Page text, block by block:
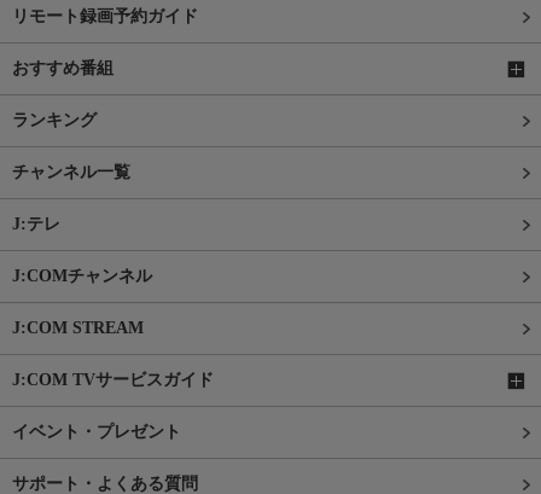
リモート録画予約ガイド
おすすめ番組
ランキング
チャンネル一覧
J:テレ
J:COMチャンネル
J:COM STREAM
J:COM TVサービスガイド
イベント・プレゼント
サポート・よくある質問